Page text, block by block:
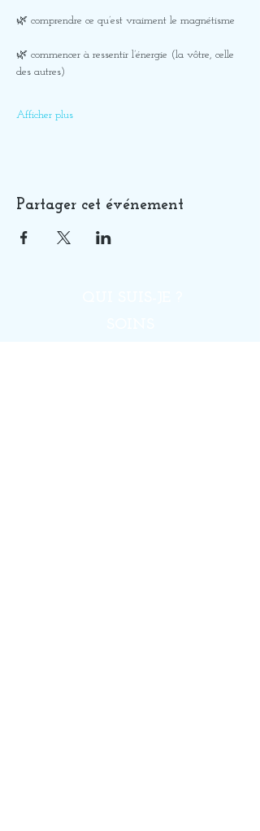
🌿 comprendre ce qu’est vraiment le magnétisme
🌿 commencer à ressentir l’énergie (la vôtre, celle
des autres)
Afficher plus
Partager cet événement